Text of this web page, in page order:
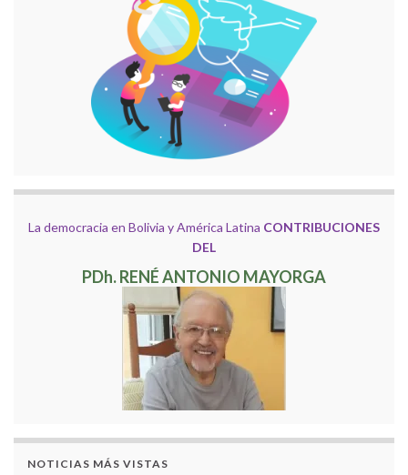
La democracia en Bolivia y América Latina CONTRIBUCIONES
DEL
PDh. RENÉ ANTONIO MAYORGA
NOTICIAS MÁS VISTAS